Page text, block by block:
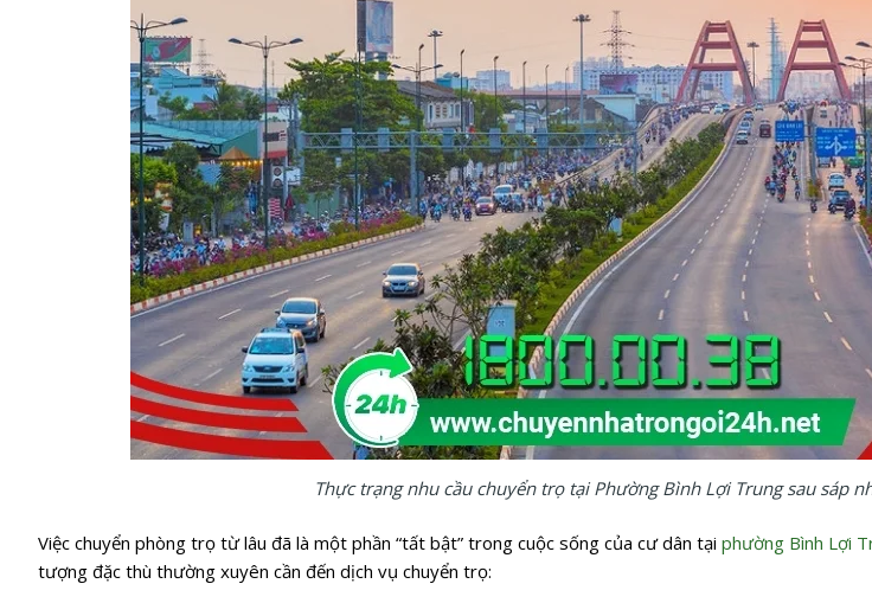
Thực trạng nhu cầu chuyển trọ tại Phường Bình Lợi Trung sau sáp
Việc chuyển phòng trọ từ lâu đã là một phần “tất bật” trong cuộc sống của cư dân tại phường Bình Lợi
tượng đặc thù thường xuyên cần đến dịch vụ chuyển trọ: